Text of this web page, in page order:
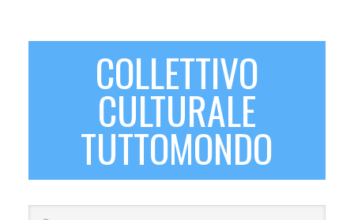
COLLETTIVO
CULTURALE
TUTTOMONDO